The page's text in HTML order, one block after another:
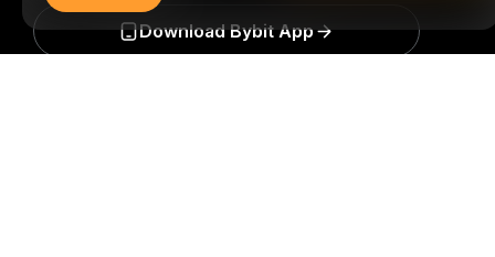
Download Bybit App